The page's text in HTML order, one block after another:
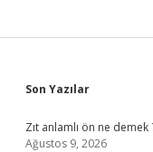
Sidebar
Son Yazılar
Zıt anlamlı ön ne demek
Ağustos 9, 2026